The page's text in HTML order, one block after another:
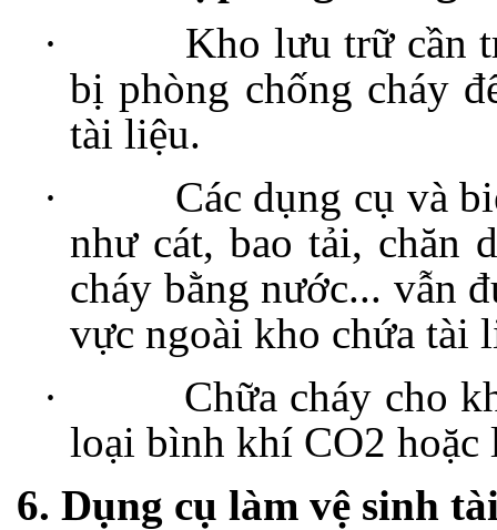
·
Kho lưu trữ cần
bị phòng chống cháy
tài liệu.
·
Các dụng cụ và
như cát, bao tải, chăn
cháy bằng nước... vẫn
vực ngoài kho chứa tài
·
Chữa cháy cho
loại bình khí CO2 hoặc
6. Dụng cụ làm vệ sinh